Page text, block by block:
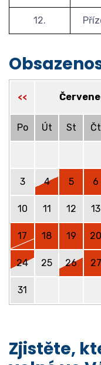
12.
<<
Po Út St Čt
3 4 5 6
10 11 12 13
17 18 19 20
24 25 26 27
31
Zjistěte,